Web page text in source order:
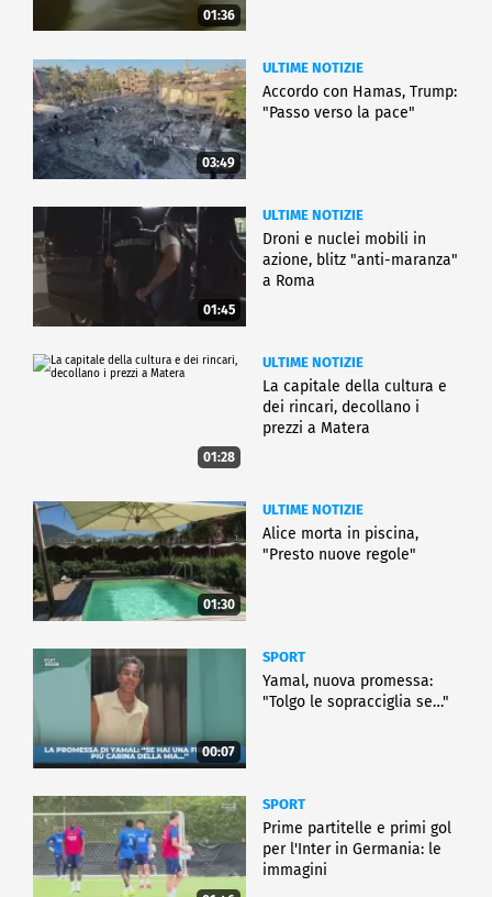
01:36
03:49
ULTIME NOTIZIE
Accordo con Hamas, Trump:
"Passo verso la pace"
01:45
ULTIME NOTIZIE
Droni e nuclei mobili in
azione, blitz "anti-maranza"
a Roma
01:28
ULTIME NOTIZIE
La capitale della cultura e
dei rincari, decollano i
prezzi a Matera
01:30
ULTIME NOTIZIE
Alice morta in piscina,
"Presto nuove regole"
00:07
SPORT
Yamal, nuova promessa:
"Tolgo le sopracciglia se…"
SPORT
Prime partitelle e primi gol
per l'Inter in Germania: le
immagini